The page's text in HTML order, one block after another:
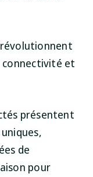
révolutionnent
connectivité et
présentent
de
pour